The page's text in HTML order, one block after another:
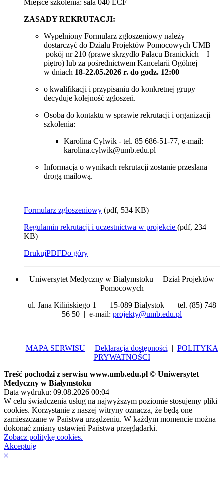
Miejsce szkolenia: sala 040 ECF
ZASADY REKRUTACJI:
Wypełniony Formularz zgłoszeniowy należy
dostarczyć do Działu Projektów Pomocowych UMB –
pokój nr 210 (prawe skrzydło Pałacu Branickich – I
piętro) lub za pośrednictwem Kancelarii Ogólnej
w dniach 18-22.05.2026 r. do godz. 12:00
o kwalifikacji i przypisaniu do konkretnej grupy
decyduje kolejność zgłoszeń.
Osoba do kontaktu w sprawie rekrutacji i organizacji
szkolenia:
Karolina Cylwik - tel. 85 686-51-77, e-mail:
karolina.cylwik@umb.edu.pl
Informacja o wynikach rekrutacji zostanie przesłana
drogą mailową.
Formularz zgłoszeniowy (pdf, 534 KB)
Regulamin rekrutacji i uczestnictwa w projekcie (pdf, 234
KB)
DrukujPDFDo góry
Uniwersytet Medyczny w Białymstoku | Dział Projektów
Pomocowych
ul. Jana Kilińskiego 1 | 15-089 Białystok | tel. (85) 748
56 50 | e-mail: projekty@umb.edu.pl
MAPA SERWISU| Deklaracja dostępności | POLITYKA
PRYWATNOŚCI
Treść pochodzi z serwisu www.umb.edu.pl © Uniwersytet
Medyczny w Białymstoku
Data wydruku: 09.08.2026 00:04
W celu świadczenia usług na najwyższym poziomie stosujemy pliki
cookies. Korzystanie z naszej witryny oznacza, że będą one
zamieszczane w Państwa urządzeniu. W każdym momencie można
dokonać zmiany ustawień Państwa przeglądarki.
Zobacz politykę cookies.
Akceptuję